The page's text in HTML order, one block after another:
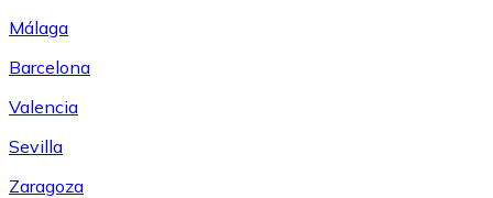
Málaga
Barcelona
Valencia
Sevilla
Zaragoza